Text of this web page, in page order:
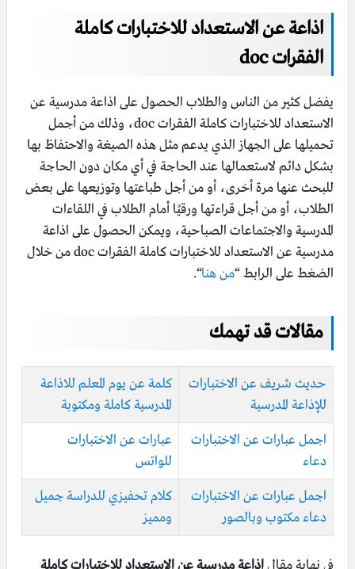
اذاعة عن الاستعداد للاختبارات كاملة
الفقرات doc
يفضل كثير من الناس والطلاب الحصول على اذاعة مدرسية عن
الاستعداد للاختبارات كاملة الفقرات doc، وذلك من أجمل
تحميلها على الجهاز الذي يدعم مثل هذه الصيغة والاحتفاظ بها
بشكل دائم لاستعمالها عند الحاجة في أي مكان دون الحاجة
للبحث عنها مرة أخرى، أو من أجل طباعتها وتوزيعها على بعض
الطلاب، أو من أجل قراءتها ورقيًا أمام الطلاب في اللقاءات
المدرسية والاجتماعات الصباحية، ويمكن الحصول على اذاعة
مدرسية عن الاستعداد للاختبارات كاملة الفقرات doc من خلال
الضغط على الرابط “من هنا“.
مقالات قد تهمك
حديث شريف عن الاختبارات
للإذاعة المدرسية
كلمة عن يوم المعلم للاذاعة
المدرسية كاملة ومكتوبة
اجمل عبارات عن الاختبارات
دعاء
عبارات عن الاختبارات
للواتس
اجمل عبارات عن الاختبارات
دعاء مكتوب وبالصور
كلام تحفيزي للدراسة جميل
ومميز
في نهاية مقالاذاعة مدرسية عن الاستعداد للاختبارات كاملة